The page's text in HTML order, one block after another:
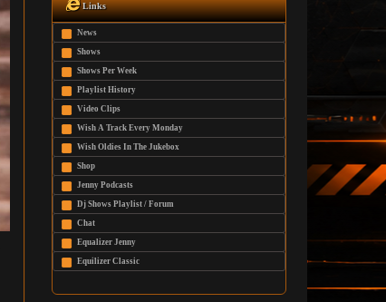
Links
News
Shows
Shows Per Week
Playlist History
Video Clips
Wish A Track Every Monday
Wish Oldies In The Jukebox
Shop
Jenny Podcasts
Dj Shows Playlist / Forum
Chat
Equalizer Jenny
Equilizer Classic